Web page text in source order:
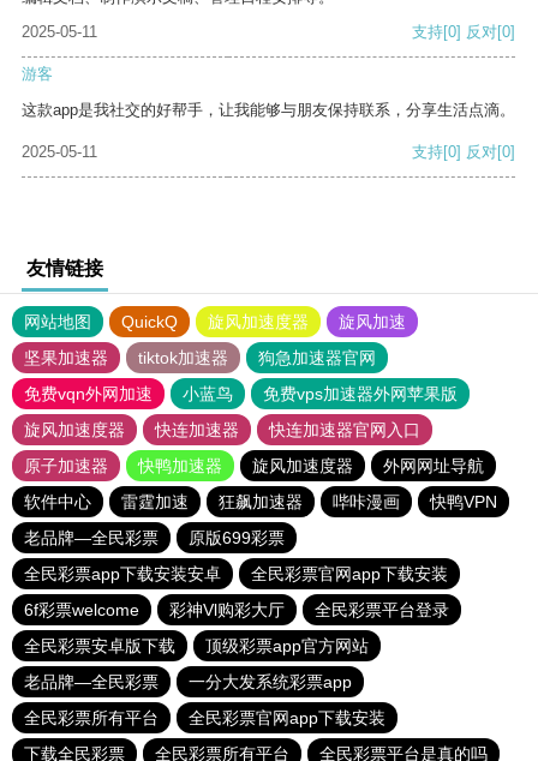
2025-05-11
支持[0] 反对[0]
游客
这款app是我社交的好帮手，让我能够与朋友保持联系，分享生活点滴。
2025-05-11 支持[0] 反对[0]
友情链接
网站地图 QuickQ 旋风加速度器
旋风加速
坚果加速器
tiktok加速器
狗急加速器官网
免费vqn外网加速
小蓝鸟
免费vps加速器外网苹果版
旋风加速度器
快连加速器
快连加速器官网入口
原子加速器
快鸭加速器 旋风加速度器
外网网址导航
软件中心
雷霆加速 狂飙加速器 哔咔漫画
快鸭VPN
老品牌—全民彩票
原版699彩票
全民彩票app下载安装安卓
全民彩票官网app下载安装
6f彩票welcome
彩神Vl购彩大厅
全民彩票平台登录
全民彩票安卓版下载
顶级彩票app官方网站
老品牌—全民彩票
一分大发系统彩票app
全民彩票所有平台
全民彩票官网app下载安装
下载全民彩票
全民彩票所有平台 全民彩票平台是真的吗